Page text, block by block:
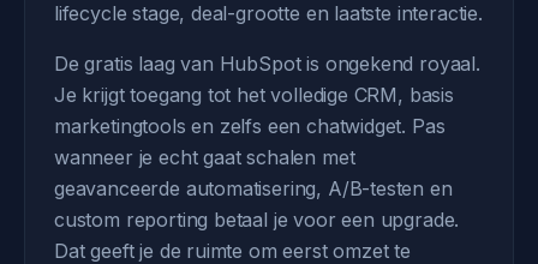
lifecycle stage, deal-grootte en laatste interactie.
De gratis laag van HubSpot is ongekend royaal.
Je krijgt toegang tot het volledige CRM, basis
marketingtools en zelfs een chatwidget. Pas
wanneer je echt gaat schalen met
geavanceerde automatisering, A/B-testen en
custom reporting betaal je voor een upgrade.
Dat geeft je de ruimte om eerst omzet te